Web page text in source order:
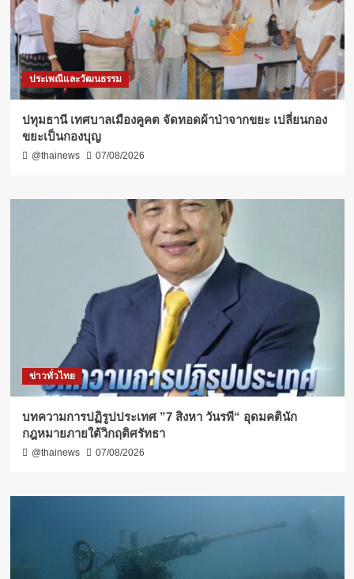
ประเพณีและวัฒนธรรม
ปทุมธานี เทศบาลเมืองคูคต จัดทอดผ้าป่าจากขยะ เปลี่ยนกอง
ขยะเป็นกองบุญ
@thainews 07/08/2026
ข่าวทั่วไทย
บทความการปฏิรูปประเทศ ”7 สิงหา วันรพี“ อุดมคตินัก
กฎหมายภายใต้วิกฤติศรัทธา
@thainews 07/08/2026